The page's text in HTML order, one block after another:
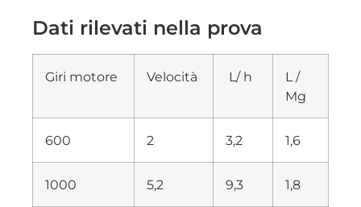
Dati rilevati nella prova
Giri motore Velocità L/ h
L /
Mg
600 2 3,2 1,6
1000 5,2 9,3 1,8